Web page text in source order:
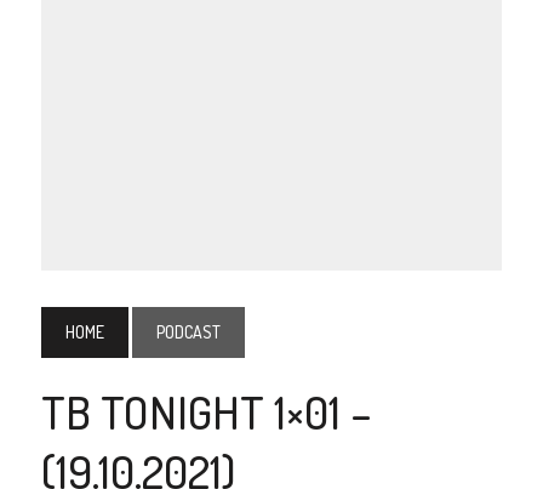
HOME PODCAST
TB TONIGHT 1×01 –
(19.10.2021)